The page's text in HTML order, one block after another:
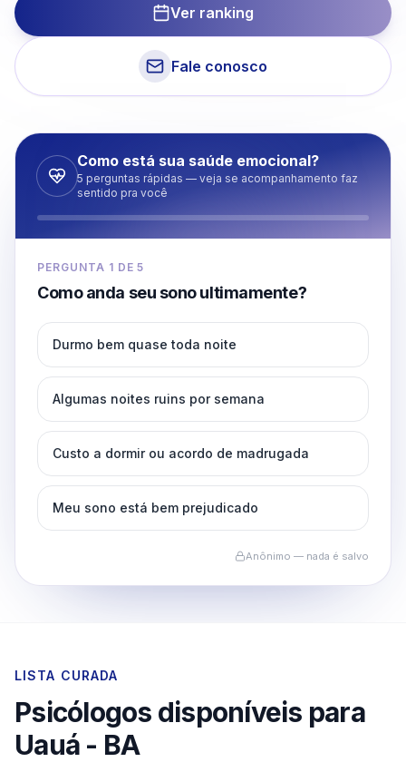
Ver ranking
Fale conosco
Como está sua saúde emocional?
5 perguntas rápidas — veja se acompanhamento faz
sentido pra você
PERGUNTA 1 DE5
Como anda seu sono ultimamente?
Durmo bem quase toda noite
Algumas noites ruins por semana
Custo a dormir ou acordo de madrugada
Meu sono está bem prejudicado
Anônimo — nada é salvo
LISTA CURADA
Psicólogos disponíveis para
Uauá - BA